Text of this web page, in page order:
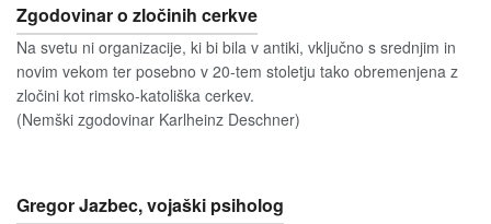
Zgodovinar o zločinih cerkve
Na svetu ni organizacije, ki bi bila v antiki, vključno s srednjim in
novim vekom ter posebno v 20-tem stoletju tako obremenjena z
zločini kot rimsko-katoliška cerkev.
(Nemški zgodovinar Karlheinz Deschner)
Gregor Jazbec, vojaški psiholog